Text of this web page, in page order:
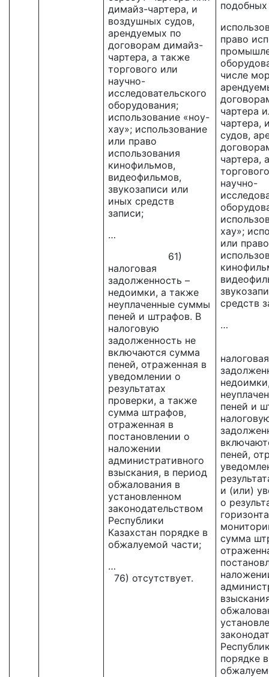
димайз-чартера, и
воздушных судов,
арендуемых по
договорам димайз-
чартера, а также
торгового или
научно-
исследовательского
оборудования;
использование «ноу-
хау»; использование
или право
использования
кинофильмов,
видеофильмов,
звукозаписи или
иных средств
записи;
…
61)
налоговая
задолженность –
недоимки, а также
неуплаченные суммы
пеней и штрафов. В
налоговую
задолженность не
включаются сумма
пеней, отраженная в
уведомлении о
результатах
проверки, а также
сумма штрафов,
отраженная в
постановлении о
наложении
административного
взыскания, в период
обжалования в
установленном
законодательством
Республики
Казахстан порядке в
обжалуемой части;
…
76) отсутствует.
право
числе
чартера
чартера,
судов,
чартера,
научно-
хау»;
или право
средств
…
налоговая
пеней и
пеней,
и (или)
о
сумма
порядке в